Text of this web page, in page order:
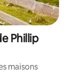
Phillip
maisons